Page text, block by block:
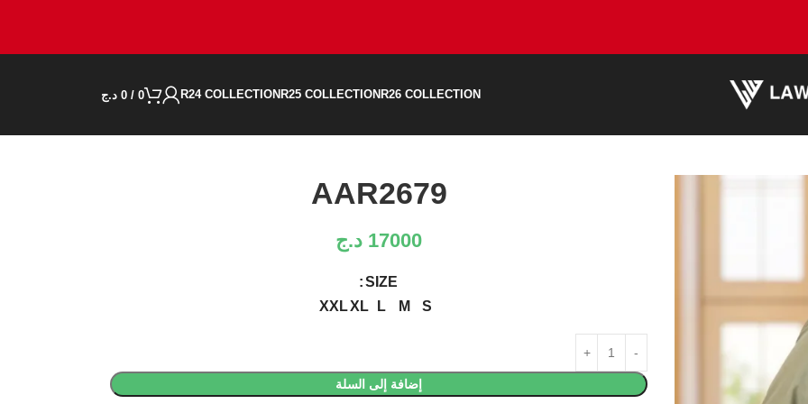
R26 COLLECTION
R25 COLLECTION
R24 COLLECTION
0
/
0 د.ج
AAR2679
17000 د.ج
SIZE
S
M
L
XL
XXL
إضافة إلى السلة